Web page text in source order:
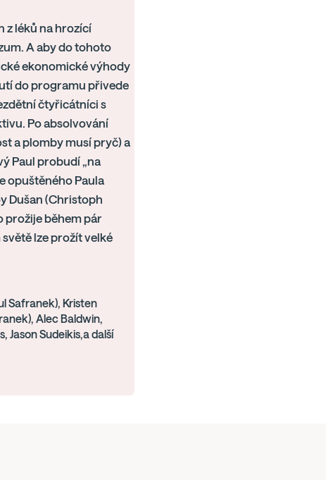
z léků na hrozící
A aby do tohoto
ekonomické výhody
do programu přivede
čtyřicátníci s
Po absolvování
a plomby musí pryč) a
Paul probudí „na
opuštěného Paula
Dušan (Christoph
prožije během pár
lze prožít velké
Safranek), Kristen
Alec Baldwin,
Jason Sudeikis,a další